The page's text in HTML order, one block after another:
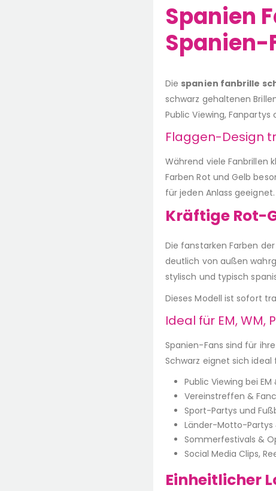
Spanien
Spanien-
Die spanien fanbrille
schwarz gehaltenen
Public Viewing,
Flaggen-Design
Während viele Fanbrillen
Farben Rot und Gelb
für jeden Anlass geeignet.
Kräftige Rot-
Die fanstarken Farben
deutlich von außen
stylisch und typisch
Dieses Modell ist sofort
Ideal für EM,
Spanien-Fans sind für
Schwarz eignet sich ideal
Public Viewing bei EM
Vereinstreffen &
Sport-Partys und
Länder-Motto-Partys
Sommerfestivals &
Social Media Clips,
Einheitlicher